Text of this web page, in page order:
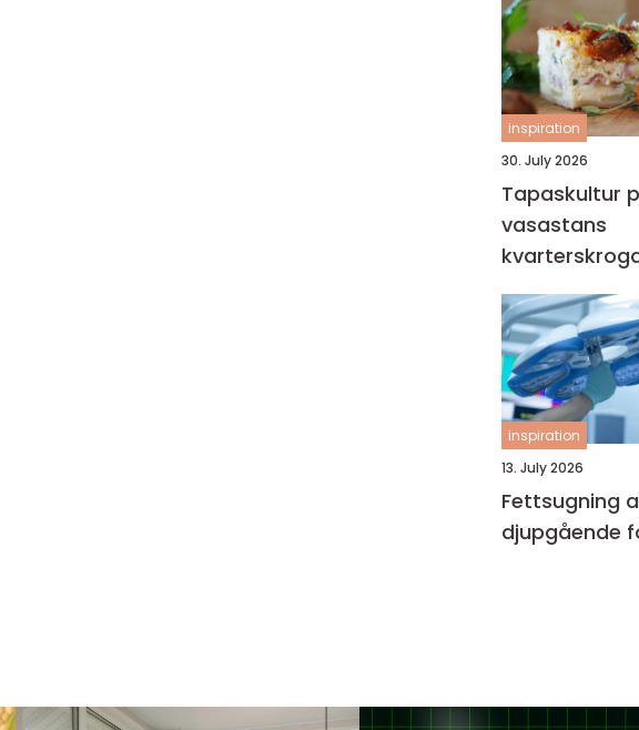
inspiration
30. July 2026
Tapaskultur
vasastans
inspiration
13. July 2026
Fettsugning
djupgående